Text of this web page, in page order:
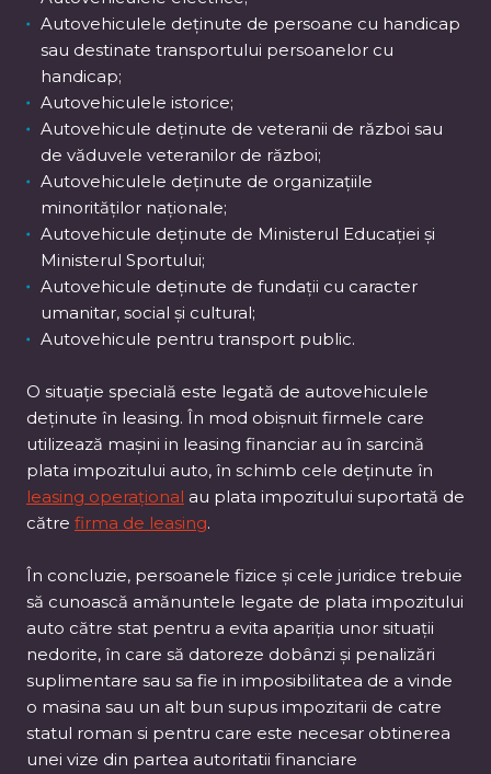
Autovehiculele deținute de persoane cu handicap
sau destinate transportului persoanelor cu
handicap;
Autovehiculele istorice;
Autovehicule deținute de veteranii de război sau
de văduvele veteranilor de război;
Autovehiculele deținute de organizațiile
minorităților naționale;
Autovehicule deținute de Ministerul Educației și
Ministerul Sportului;
Autovehicule deținute de fundații cu caracter
umanitar, social și cultural;
Autovehicule pentru transport public.
O situație specială este legată de autovehiculele
deținute în leasing. În mod obișnuit firmele care
utilizează mașini in leasing financiar au în sarcină
plata impozitului auto, în schimb cele deținute în
leasing operațional au plata impozitului suportată de
către firma de leasing.
În concluzie, persoanele fizice și cele juridice trebuie
să cunoască amănuntele legate de plata impozitului
auto către stat pentru a evita apariția unor situații
nedorite, în care să datoreze dobânzi și penalizări
suplimentare sau sa fie in imposibilitatea de a vinde
o masina sau un alt bun supus impozitarii de catre
statul roman si pentru care este necesar obtinerea
unei vize din partea autoritatii financiare